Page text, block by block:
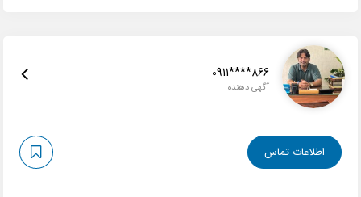
0911****866
آگهی دهنده
اطلاعات تماس